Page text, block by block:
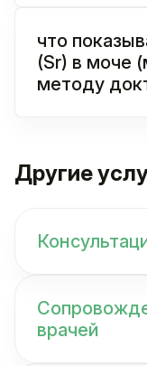
что
(Sr) в моче
методу
Другие
врачей